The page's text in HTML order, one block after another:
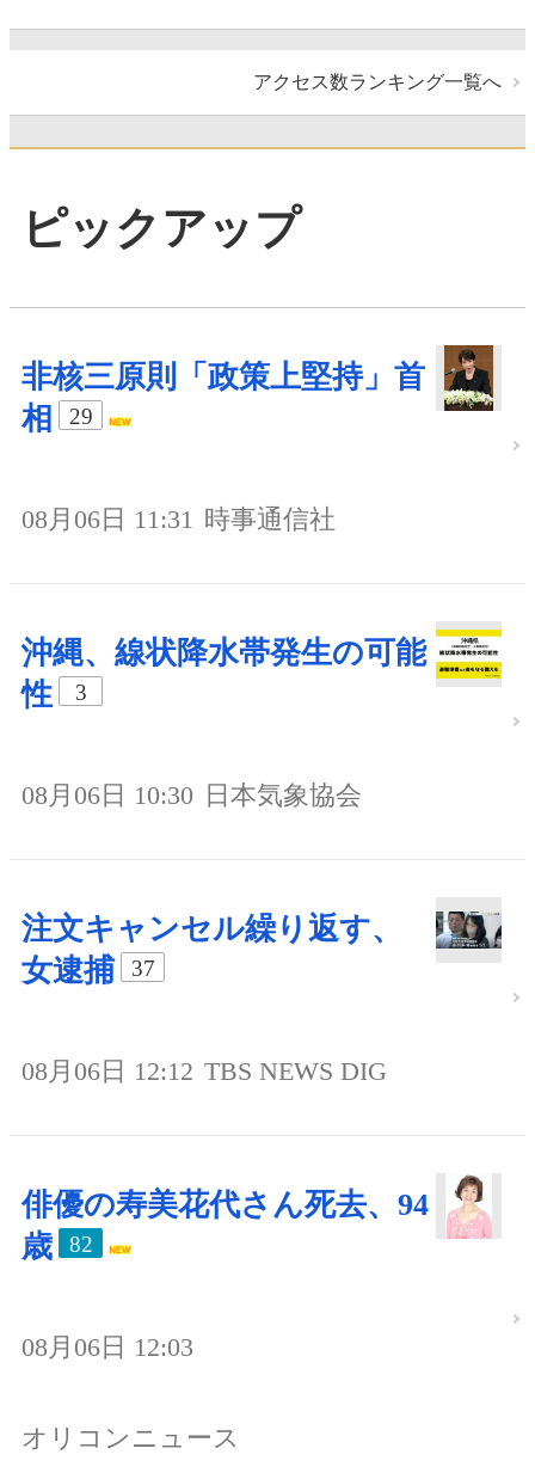
アクセス数ランキング一覧へ
ピックアップ
非核三原則「政策上堅持」首
相
29
08月06日 11:31 時事通信社
沖縄、線状降水帯発生の可能
性
3
08月06日 10:30 日本気象協会
注文キャンセル繰り返す、
女逮捕
37
08月06日 12:12 TBS NEWS DIG
俳優の寿美花代さん死去、94
歳
82
08月06日 12:03
オリコンニュース